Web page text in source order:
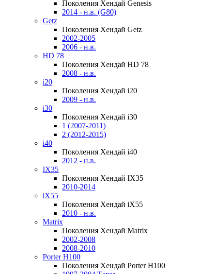
Поколения Хендай Genesis
2014 - н.в. (G80)
Getz
Поколения Хендай Getz
2002-2005
2006 - н.в.
HD 78
Поколения Хендай HD 78
2008 - н.в.
i20
Поколения Хендай i20
2009 - н.в.
i30
Поколения Хендай i30
1 (2007-2011)
2 (2012-2015)
i40
Поколения Хендай i40
2012 - н.в.
IX35
Поколения Хендай IX35
2010-2014
iX55
Поколения Хендай iX55
2010 - н.в.
Matrix
Поколения Хендай Matrix
2002-2008
2008-2010
Porter H100
Поколения Хендай Porter H100